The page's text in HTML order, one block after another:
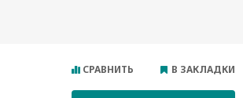
СРАВНИТЬ В ЗАКЛАДКИ